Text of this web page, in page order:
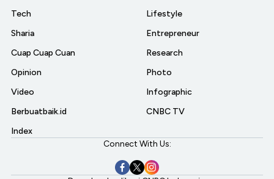
Tech
Sharia
Cuap Cuap Cuan
Opinion
Video
Berbuatbaik.id
Index
Lifestyle
Entrepreneur
Research
Photo
Infographic
CNBC TV
Connect With Us: